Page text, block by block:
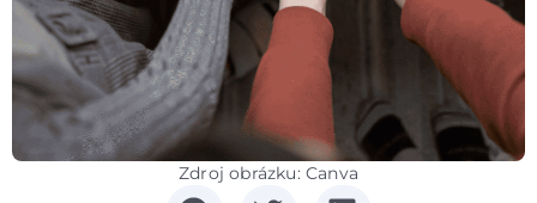
Zdroj obrázku: Canva